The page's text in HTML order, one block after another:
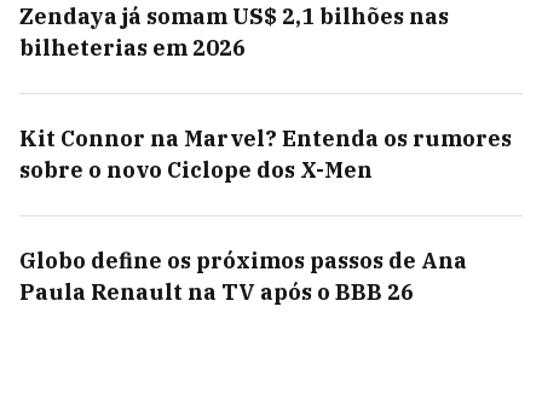
Zendaya já somam US$ 2,1 bilhões nas
bilheterias em 2026
Kit Connor na Marvel? Entenda os rumores
sobre o novo Ciclope dos X-Men
Globo define os próximos passos de Ana
Paula Renault na TV após o BBB 26